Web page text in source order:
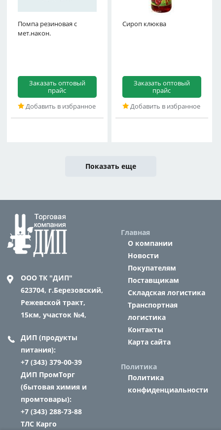
Помпа резиновая с
мет.након.
Заказать оптовый
прайс
Добавить в избранное
Сироп клюква
Заказать оптовый
прайс
Добавить в избранное
Показать еще
ООО ТК "ДИП"
623704, г.Березовский,
Режевской тракт,
15км, участок №4,
ДИП (продукты
питания):
+7 (343) 379-00-39
ДИП ПромТорг
(бытовая химия и
промтовары):
+7 (343) 288-73-88
ТЛС Карго
Главная
О компании
Новости
Покупателям
Поставщикам
Складская логистика
Транспортная
логистика
Контакты
Карта сайта
Политика
Политика
конфиденциальности